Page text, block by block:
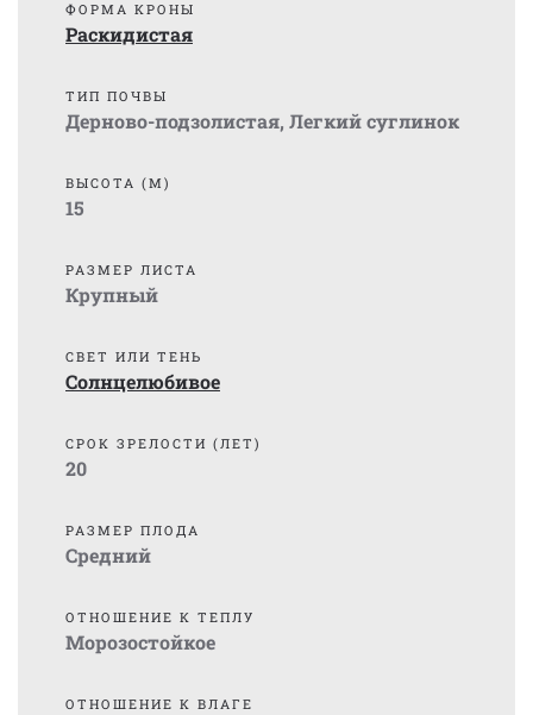
ФОРМА КРОНЫ
Раскидистая
ТИП ПОЧВЫ
Дерново-подзолистая, Легкий суглинок
ВЫСОТА (М)
15
РАЗМЕР ЛИСТА
Крупный
СВЕТ ИЛИ ТЕНЬ
Солнцелюбивое
СРОК ЗРЕЛОСТИ (ЛЕТ)
20
РАЗМЕР ПЛОДА
Средний
ОТНОШЕНИЕ К ТЕПЛУ
Морозостойкое
ОТНОШЕНИЕ К ВЛАГЕ